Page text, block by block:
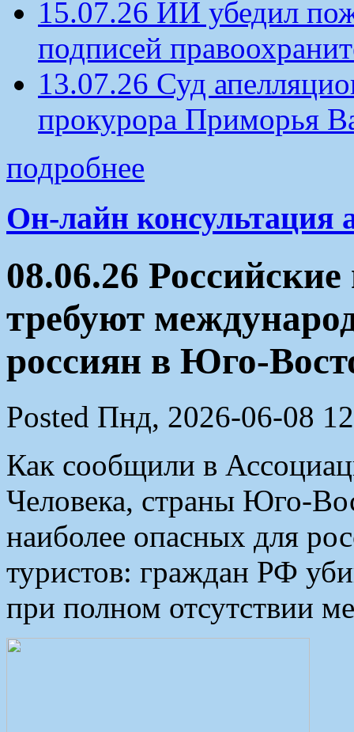
15.07.26 ИИ убедил
подписей
13.07.26 Суд
прокурора Приморья
подробнее
Он-лайн консультация
08.06.26
требуют
россиян в Юго-
Posted Пнд, 2026-06-08
Как сообщили в
Человека, страны Юго-
наиболее опасных для
туристов: граждан РФ
при полном отсутствии